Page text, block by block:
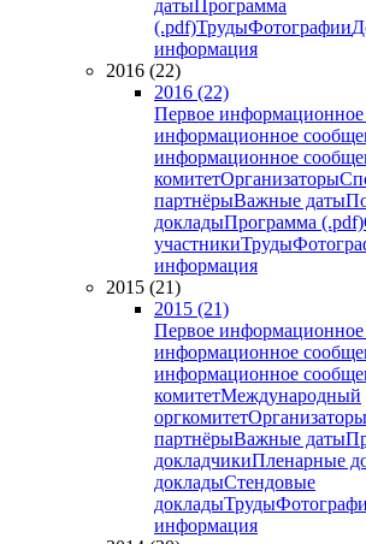
датыПрограмма
(.pdf)ТрудыФотографии
информация
2016 (22)
2016 (22)
Первое
информационное
информационное
комитетОрганизаторы
партнёрыВажные даты
докладыПрограмма (.pdf)
участникиТруды
информация
2015 (21)
2015 (21)
Первое
информационное
информационное
комитетМеждународный
оргкомитетОрганизаторы
партнёрыВажные даты
докладчикиПленарные
докладыСтендовые
докладыТруды
информация